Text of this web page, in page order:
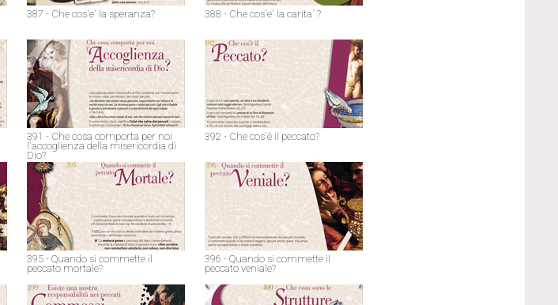
387 - Che cos'e' la speranza? 388 - Che cos'e' la carita' ?
391 - Che cosa comporta per noi
l'accoglienza della misericordia di
Dio?
392 - Che cos'è il peccato?
395 - Quando si commette il
peccato mortale?
396 - Quando si commette il
peccato veniale?